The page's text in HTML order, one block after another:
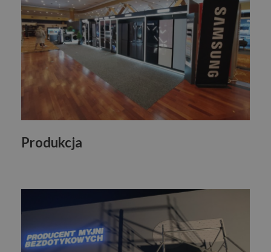
Produkcja